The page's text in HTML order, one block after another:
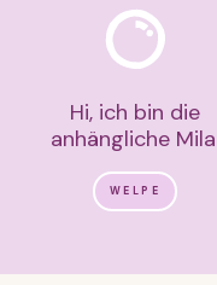
Hi, ich bin die
anhängliche
WELPE